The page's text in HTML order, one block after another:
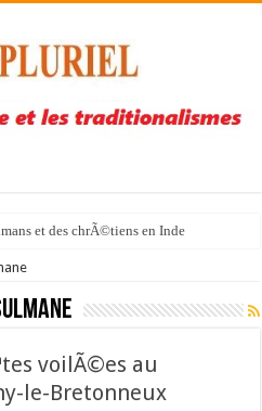
et des chrÃ©tiens en Inde
voilÃ©es au
le-Bretonneux